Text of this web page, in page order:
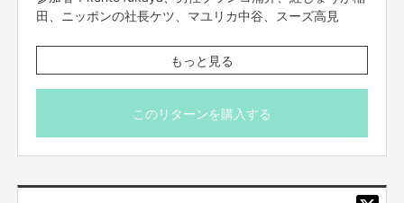
田、ニッポンの社長ケツ、マユリカ中谷、スーズ高見
お客様のお名前をお呼びして、エアーで握手するリモート
配信です。
本番直前に今の気持ちや、ここだけでしか話さないことを
2024/3/11(月)16:00まで
もっと見る
このリターンを購入する